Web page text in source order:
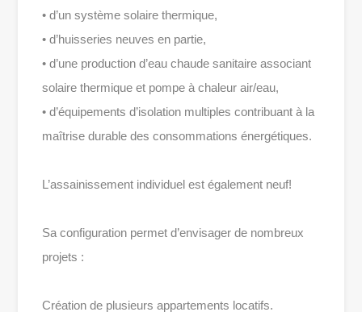
• d’un système solaire thermique,
• d’huisseries neuves en partie,
• d’une production d’eau chaude sanitaire associant
solaire thermique et pompe à chaleur air/eau,
• d’équipements d’isolation multiples contribuant à la
maîtrise durable des consommations énergétiques.
L’assainissement individuel est également neuf!
Sa configuration permet d’envisager de nombreux
projets :
Création de plusieurs appartements locatifs.